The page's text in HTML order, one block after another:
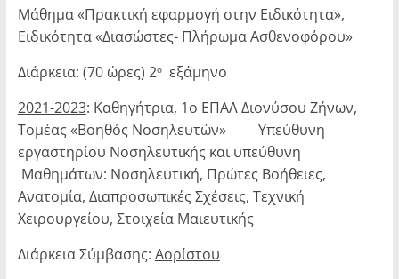
Μάθημα «Πρακτική εφαρμογή στην Ειδικότητα»,
Ειδικότητα «Διασώστες- Πλήρωμα Ασθενοφόρου»
Διάρκεια: (70 ώρες) 2οεξάμηνο
2021-2023: Καθηγήτρια, 1ο ΕΠΑΛ Διονύσου Ζήνων,
Τομέας «Βοηθός Νοσηλευτών» Υπεύθυνη
εργαστηρίου Νοσηλευτικής και υπεύθυνη
Μαθημάτων: Νοσηλευτική, Πρώτες Βοήθειες,
Ανατομία, Διαπρο­σωπικές Σχέσεις, Τεχνική
Χειρουργείου, Στοιχεία Μαιευτικής
Διάρκεια Σύμβασης: Αορίστου